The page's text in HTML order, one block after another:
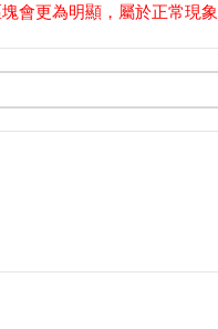
會更為明顯，屬於正常現象